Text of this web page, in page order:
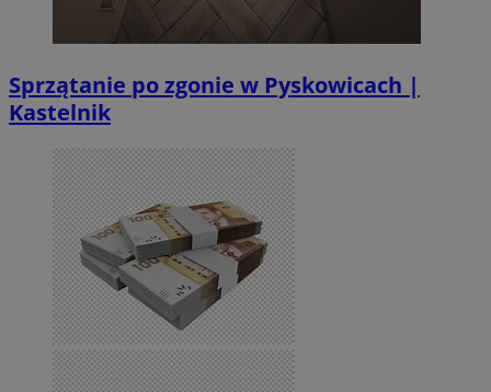
Sprzątanie po zgonie w Pyskowicach |
Kastelnik